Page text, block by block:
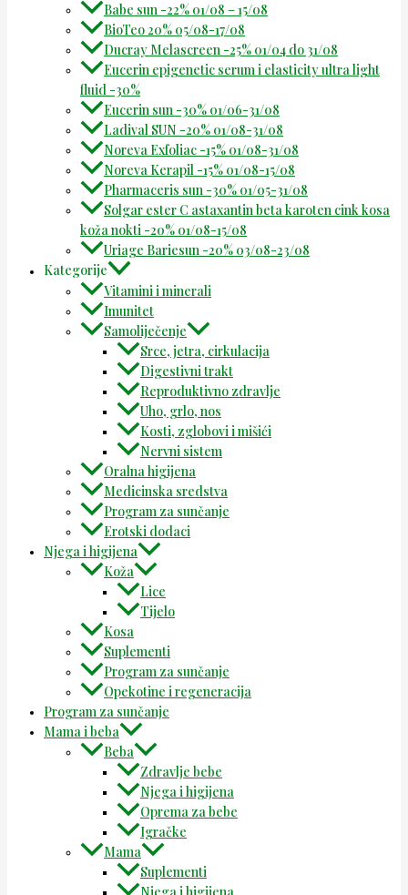
Babe sun -22% 01/08 – 15/08
BioTeo 20% 05/08-17/08
Ducray Melascreen -25% 01/04 do 31/08
Eucerin epigenetic serum i elasticity ultra light
fluid -30%
Eucerin sun -30% 01/06-31/08
Ladival SUN -20% 01/08-31/08
Noreva Exfoliac -15% 01/08-31/08
Noreva Kerapil -15% 01/08-15/08
Pharmaceris sun -30% 01/05-31/08
Solgar ester C astaxantin beta karoten cink kosa
koža nokti -20% 01/08-15/08
Uriage Bariesun -20% 03/08-23/08
Kategorije
Vitamini i minerali
Imunitet
Samoliječenje
Srce, jetra, cirkulacija
Digestivni trakt
Reproduktivno zdravlje
Uho, grlo, nos
Kosti, zglobovi i mišići
Nervni sistem
Oralna higijena
Medicinska sredstva
Program za sunčanje
Erotski dodaci
Njega i higijena
Koža
Lice
Tijelo
Kosa
Suplementi
Program za sunčanje
Opekotine i regeneracija
Program za sunčanje
Mama i beba
Beba
Zdravlje bebe
Njega i higijena
Oprema za bebe
Igračke
Mama
Suplementi